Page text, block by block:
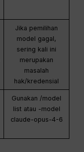
Jika pemilihan
model gagal,
sering kali ini
merupakan
masalah
hak/kredensial
Gunakan /model
list atau -model
claude-opus-4-6